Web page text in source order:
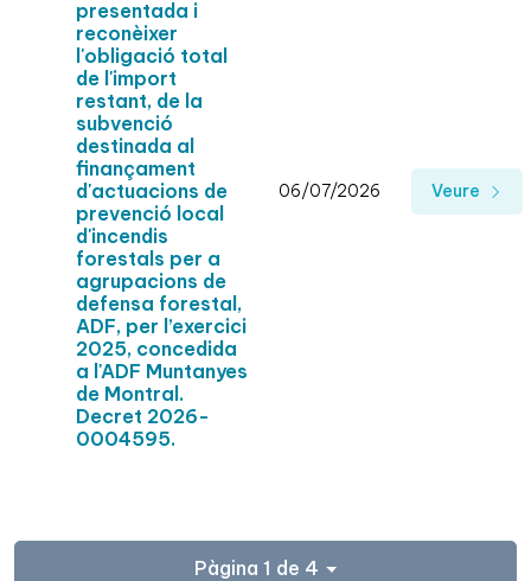
presentada i
reconèixer
l'obligació total
de l'import
restant, de la
subvenció
destinada al
finançament
d'actuacions de
prevenció local
d'incendis
forestals per a
agrupacions de
defensa forestal,
ADF, per l’exercici
2025, concedida
a l'ADF Muntanyes
de Montral.
Decret 2026-
0004595.
06/07/2026 Veure
Pàgina 1 de 4